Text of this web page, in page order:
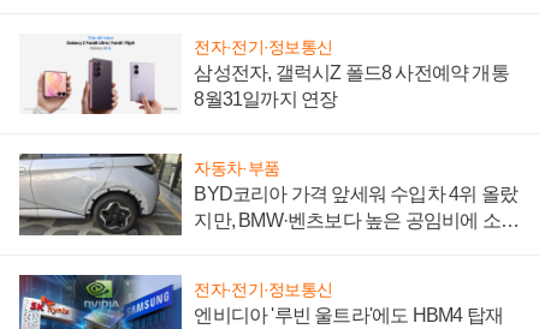
전자·전기·정보통신
삼성전자, 갤럭시Z 폴드8 사전예약 개통
8월31일까지 연장
자동차·부품
BYD코리아 가격 앞세워 수입차 4위 올랐
지만, BMW·벤츠보다 높은 공임비에 소비
전자·전기·정보통신
엔비디아 '루빈 울트라'에도 HBM4 탑재